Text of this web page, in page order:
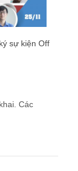
sự kiện Off
Các